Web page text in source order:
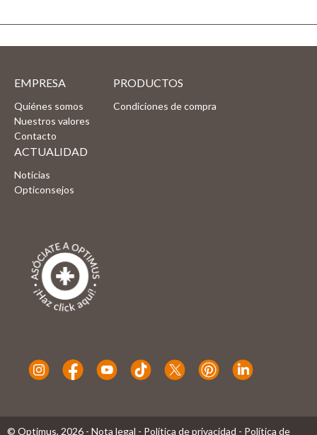
EMPRESA
Quiénes somos
Nuestros valores
Contacto
PRODUCTOS
Condiciones de compra
ACTUALIDAD
Noticias
Opticonsejos
© Optimus, 2026 - Nota legal - Política de privacidad - Política de